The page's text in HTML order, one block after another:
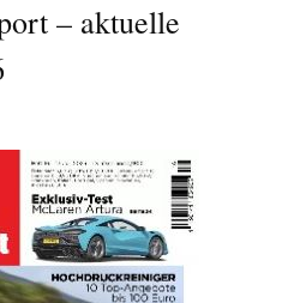
– aktuelle